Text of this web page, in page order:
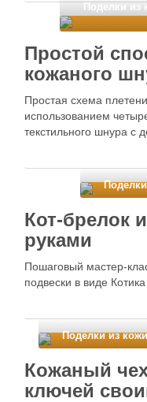
Поделки из
Простой
кожаного
Простая схема
использованием
текстильного шнура с
Кот-брелок
руками
Пошаговый мастер-
подвески в виде
Поделки из кожи
Кожаный
ключей